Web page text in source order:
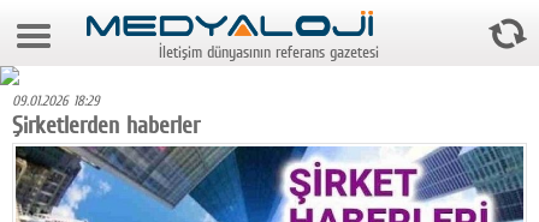
9 Ağustos 2026 10:05:19
Foto Galeri
Video Galeri
Gazeteler
İletişim dünyasının referans gazetesi
09.01.2026 18:29
Şirketlerden haberler